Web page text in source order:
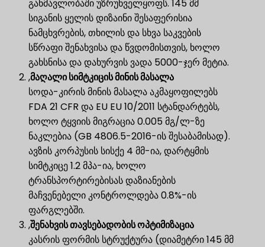
განმავლობაში უზრუნველყოფს. 145 მმ
სიგანის ყელის დიზაინი შესაფერისია
ნამცხვრების, თხილის და სხვა საკვების
სწრაფი შენახვისა და წვდომისთვის, ხოლო
გახსნისა და დახურვის ვადა 5000-ჯერ მეტია.
,მაღალი სიმტკიცის მინის მასალა
სოდა-კირის მინის მასალა აკმაყოფილებს
FDA 21 CFR და EU EU 10/2011 სტანდარტებს,
ხოლო ტყვიის მიგრაცია 0.005 მგ/ლ-ზე
ნაკლებია (GB 4806.5-2016-ის შესაბამისად).
ავზის კორპუსის სისქე 4 მმ-ია, დარტყმის
სიმტკიცე 1.2 მპა-ია, ხოლო
ტრანსპორტირებისას დაზიანების
მაჩვენებელი კონტროლდება 0.8%-ის
ფარგლებში.
,შენახვის თავსებადობის ოპტიმიზაცია
კასრის ფორმის სტრუქტურა (დიამეტრი 145 მმ